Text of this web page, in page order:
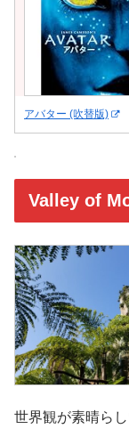
アバター (吹替版)
Valley of
世界観が素晴ら